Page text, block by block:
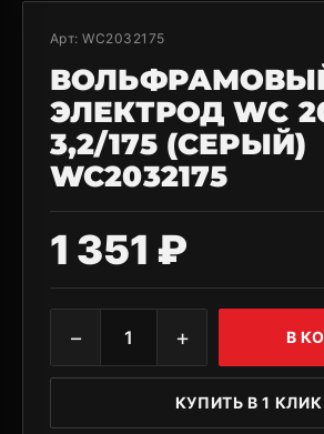
Арт:WC2032175
ЭЛЕКТРОД WС
3,2/175 (СЕРЫЙ)
WC2032175
1 351 ₽
− 1 + В
КУПИТЬ В 1 КЛИК